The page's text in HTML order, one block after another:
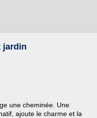
jardin
une cheminée. Une
ajoute le charme et la